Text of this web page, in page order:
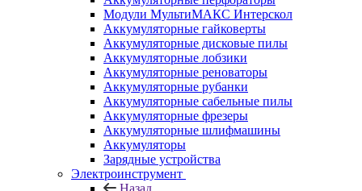
Модули МультиМАКС Интерскол
Аккумуляторные гайковерты
Аккумуляторные дисковые пилы
Аккумуляторные лобзики
Аккумуляторные реноваторы
Аккумуляторные рубанки
Аккумуляторные сабельные пилы
Аккумуляторные фрезеры
Аккумуляторные шлифмашины
Аккумуляторы
Зарядные устройства
Электроинструмент
Назад